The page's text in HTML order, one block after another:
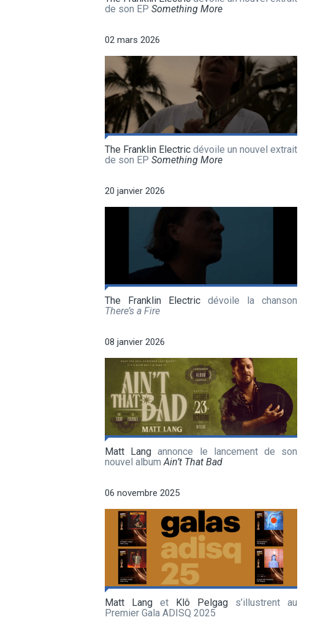
de son EP Something More
02 mars 2026
The Franklin Electric dévoile un nouvel extrait
de son EP Something More
20 janvier 2026
The Franklin Electric dévoile la chanson
There’s a Fire
08 janvier 2026
Matt Lang annonce le lancement de son
nouvel albumAin’t That Bad
06 novembre 2025
Matt Lang et Klô Pelgag s’illustrent au
Premier Gala ADISQ 2025